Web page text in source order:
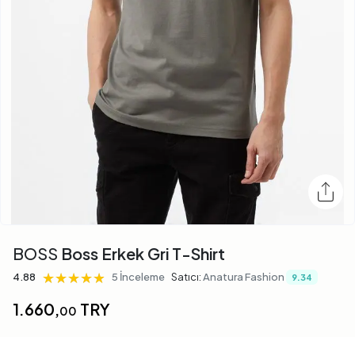
BOSS Boss Erkek Gri T-Shirt
4.88 ★★★★★
★★★★★
★★★★★ 5 İnceleme Satıcı:Anatura Fashion 9.34
1.660,00 TRY